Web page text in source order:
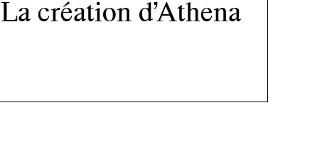
La création d’Athena